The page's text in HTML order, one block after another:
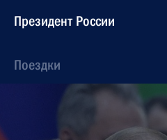
Президент России
Поездки